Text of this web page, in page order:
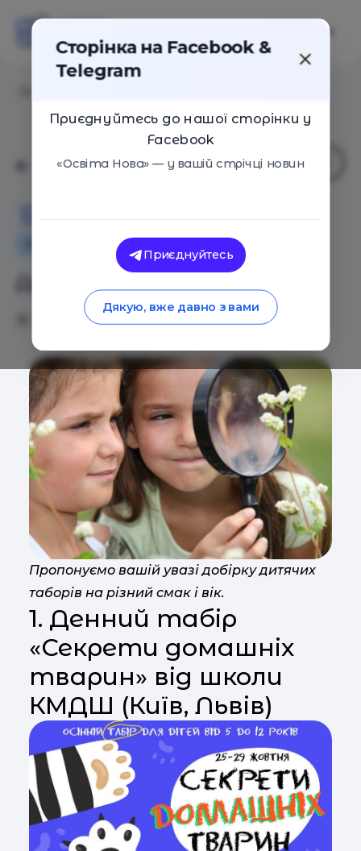
Додаткова освіта для дітей
Добірка осінніх таборів 2021
12.10.2021 2567 0
Пропонуємо вашій увазі добірку дитячих
таборів на різний смак і вік.
1. Денний табір
«Секрети домашніх
тварин» від школи
КМДШ (Київ, Львів)
Сторінка на Facebook &
Telegram
Приєднуйтесь до нашої сторінки у
Facebook
«Освіта Нова» — у вашій стрічці новин
Приєднуйтесь
Дякую, вже давно з вами